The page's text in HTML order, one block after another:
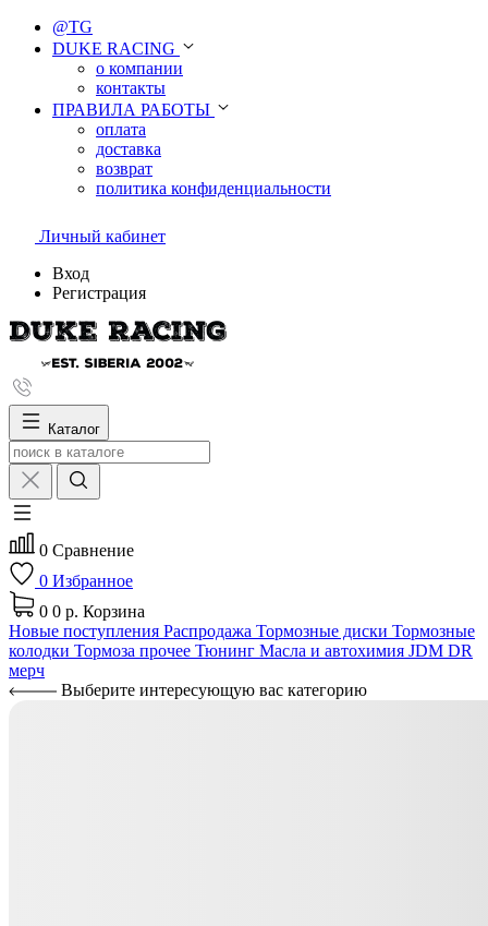
@TG
DUKE RACING
о компании
контакты
ПРАВИЛА РАБОТЫ
оплата
доставка
возврат
политика конфиденциальности
Личный кабинет
Вход
Регистрация
Каталог
0 Сравнение
0 Избранное
0 0 р. Корзина
Новые поступления Распродажа Тормозные диски Тормозные
колодки Тормоза прочее Тюнинг Масла и автохимия JDM DR
мерч
Выберите интересующую вас категорию